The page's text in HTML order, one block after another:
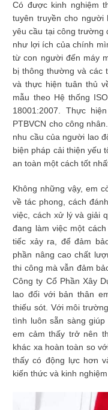
Có được kinh nghiệm
tuyên truyền cho người
yêu cầu tại công trường
như lợi ích của chính
từ con người đến máy
bị thông thường và các
và thực hiện tuân thủ
mẫu theo Hệ thống
18001:2007. Thực
PTBVCN cho công
nhu cầu của người lao
biện pháp cải thiện yếu
an toàn một cách tốt
Không những vậy, em
về tác phong, cách
việc, cách xử lý và giải
đang làm việc một
tiếc xảy ra, để đảm
phần nâng cao chất
thi công mà vẫn đảm
Công ty Cổ Phần Xây
lao đối với bản thân
thiếu sót. Với môi
tình luôn sẵn sàng
em cảm thấy trở nên
khác xa hoàn toàn so
thấy có động lực hơn
kiến thức và kinh